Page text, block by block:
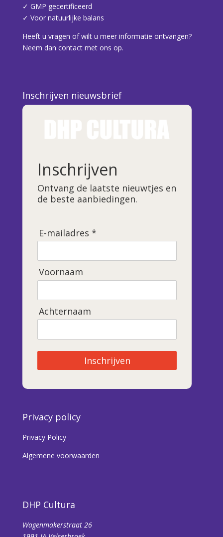
✓ GMP gecertificeerd
✓ Voor natuurlijke balans
Heeft u vragen of wilt u meer informatie ontvangen?
Neem dan contact met ons op.
Inschrijven nieuwsbrief
Inschrijven
Ontvang de laatste nieuwtjes en
de beste aanbiedingen.
E-mailadres *
Voornaam
Achternaam
Inschrijven
Privacy policy
Privacy Policy
Algemene voorwaarden
DHP Cultura
Wagenmakerstraat 26